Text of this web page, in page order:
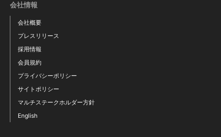
会社情報
会社概要
プレスリリース
採用情報
会員規約
プライバシーポリシー
サイトポリシー
マルチステークホルダー方針
English